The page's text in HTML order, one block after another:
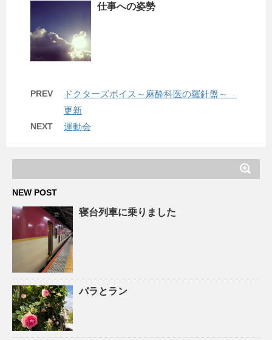
仕事への姿勢
PREV
ドクターズボイス～麻酔科医の羅針盤～
更新
NEXT 運動会
NEW POST
寝台列車に乗りました
バラとラン